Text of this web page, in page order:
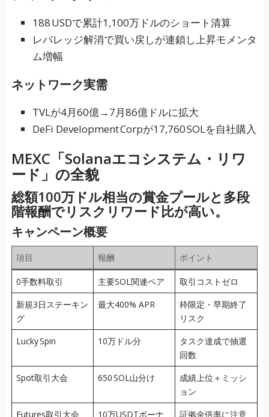
188 USDで累計1,100万ドルのショート清算
レバレッジ解消で買い戻しが連鎖し上昇モメンタ
ム増幅
ネットワーク実需
TVLが4月60億→7月86億ドルに拡大
DeFi Development Corpが17,760 SOLを自社購入
MEXC「Solanaエコシステム・リワ
ード」の全貌
総額100万ドル相当の賞金プールと多段
階報酬でリスクリワード比が高い。
キャンペーン概要
項目 報酬 ポイント
0手数料取引 主要SOL関連ペア
取引コストゼロ
新規3日ステーキン
グ
最大400% APR
枠限定・早期終了
リスク
Lucky Spin
10万ドル分
タスク達成で抽選
回数
Spot取引大会
650 SOL山分け
成績上位＋ミッシ
ョン
Futures取引大会
10万USDTボーナ
証拠金倍率に注意